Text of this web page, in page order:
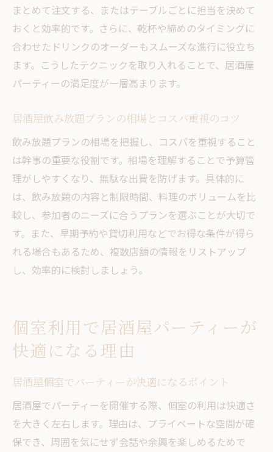
まとめて注文する、またはテーブルごとに担当を決めて
おくと効率的です。さらに、乾杯や締めのタイミングに
合わせたドリンクのオーダーもスムーズな進行に役立ち
ます。こうしたテクニックを取り入れることで、居酒屋
パーティーの満足度が一層高まります。
居酒屋飲み放題プランの相場とコスパ重視のコツ
飲み放題プランの相場を把握し、コスパを重視すること
は幹事の重要な役割です。相場を理解することで予算管
理がしやすくなり、無駄な出費を防げます。具体的に
は、飲み放題の内容と制限時間、料理のボリュームを比
較し、参加者のニーズに合うプランを選ぶことが大切で
す。また、早期予約や貸切利用などでお得な条件が得ら
れる場合もあるため、複数店舗の情報をリストアップ
し、効率的に検討しましょう。
個室利用で居酒屋パーティーが
快適になる理由
居酒屋個室でパーティーが快適になるポイント
居酒屋でパーティーを開催する際、個室の利用は快適さ
を大きく左右します。理由は、プライベートな空間が確
保でき、周囲を気にせず会話や余興を楽しめるためで